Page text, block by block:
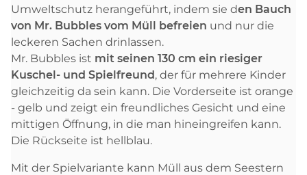
Umweltschutz herangeführt, indem sie den Bauch
von Mr. Bubbles vom Müll befreien und nur die
leckeren Sachen drinlassen.
Mr. Bubbles ist mit seinen 130 cm ein riesiger
Kuschel- und Spielfreund, der für mehrere Kinder
gleichzeitig da sein kann. Die Vorderseite ist orange
- gelb und zeigt ein freundliches Gesicht und eine
mittigen Öffnung, in die man hineingreifen kann.
Die Rückseite ist hellblau.
Mit der Spielvariante kann Müll aus dem Seestern